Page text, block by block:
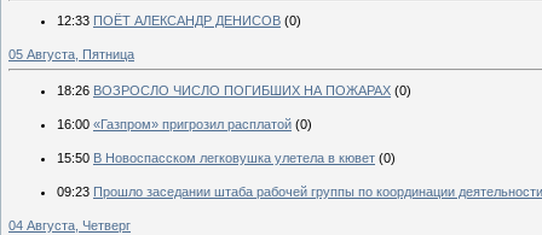
12:33 ПОЁТ АЛЕКСАНДР ДЕНИСОВ (0)
05 Августа, Пятница
18:26 ВОЗРОСЛО ЧИСЛО ПОГИБШИХ НА ПОЖАРАХ (0)
16:00 «Газпром» пригрозил расплатой (0)
15:50 В Новоспасском легковушка улетела в кювет (0)
09:23 Прошло заседании штаба рабочей группы по координации
04 Августа, Четверг